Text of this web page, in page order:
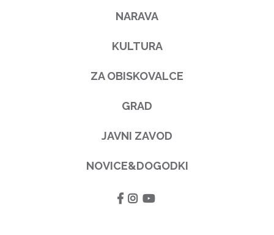
NARAVA
KULTURA
ZA OBISKOVALCE
GRAD
JAVNI ZAVOD
NOVICE&DOGODKI